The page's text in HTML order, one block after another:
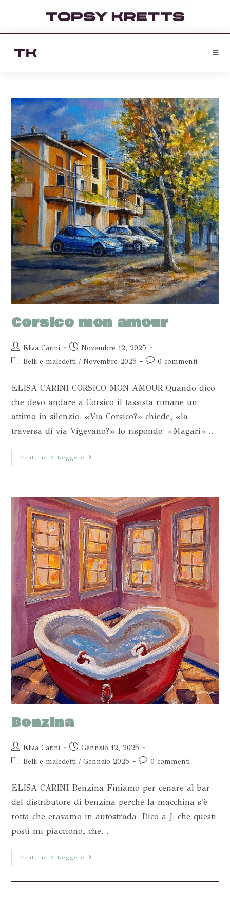
Corsico mon amour
Elisa Carini
Novembre 12, 2025
Belli e maledetti / Novembre 2025 0 commenti
ELISA CARINI CORSICO MON AMOUR Quando dico
che devo andare a Corsico il tassista rimane un
attimo in silenzio. «Via Corsico?» chiede, «la
traversa di via Vigevano?» Io rispondo: «Magari»…
Continua A Leggere
Benzina
Elisa Carini
Gennaio 12, 2025
Belli e maledetti / Gennaio 2025 0 commenti
ELISA CARINI Benzina Finiamo per cenare al bar
del distributore di benzina perché la macchina s'è
rotta che eravamo in autostrada. Dico a J. che questi
posti mi piacciono, che…
Continua A Leggere